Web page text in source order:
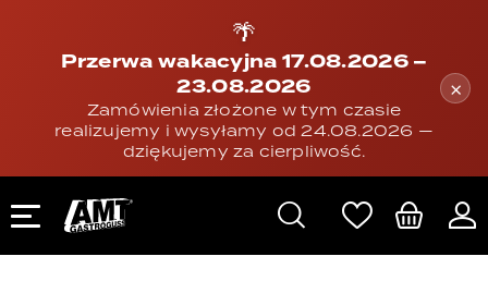
🌴
Przerwa wakacyjna 17.08.2026 –
23.08.2026
Zamówienia złożone w tym czasie
realizujemy i wysyłamy od 24.08.2026 —
dziękujemy za cierpliwość.
×